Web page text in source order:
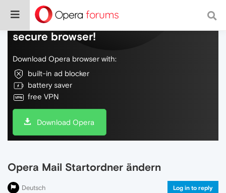
Do more on the web, with a fast and
secure browser!
Download Opera browser with:
built-in ad blocker
battery saver
free VPN
Download Opera
Opera Mail Startordner ändern
Deutsch Log in to reply